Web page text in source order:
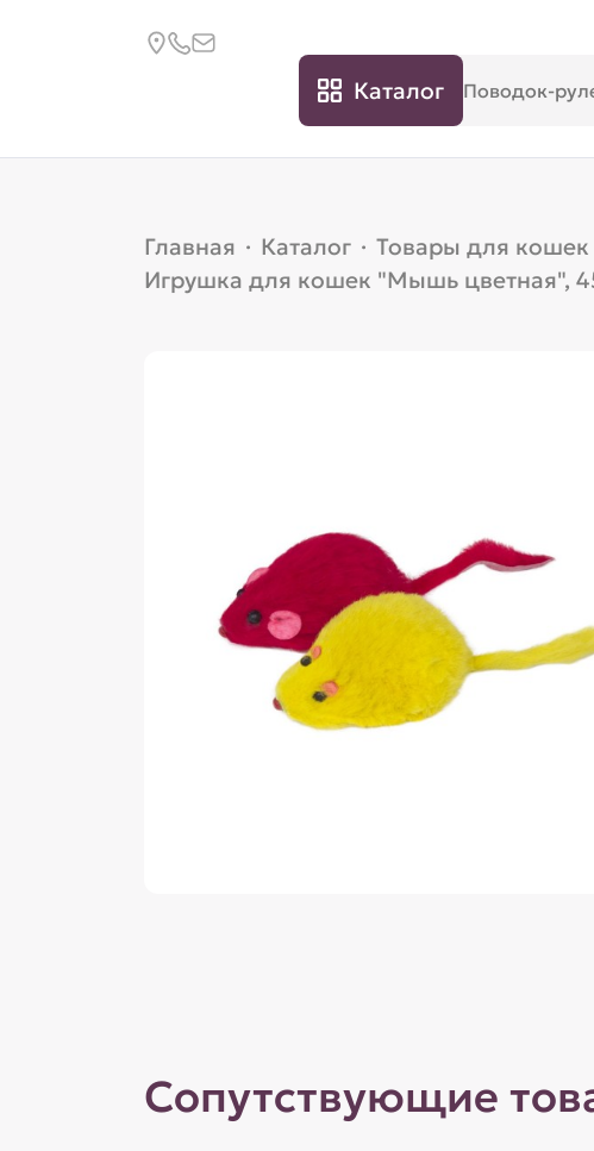
Каталог
Главная · Каталог · Товары для кошек
Игрушка для кошек "Мышь цветная",
Сопутствующие